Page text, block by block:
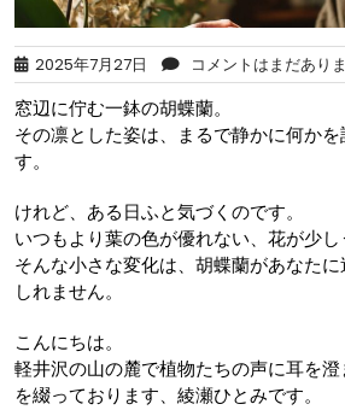
2025年7月27日 コメントはまだあり
窓辺に佇む一鉢の胡蝶蘭。
その凛とした姿は、まるで静かに何か
す。
けれど、ある日ふと気づくのです。
いつもより葉の色が優れない、花が少し
そんな小さな変化は、胡蝶蘭があなたに
しれません。
こんにちは。
軽井沢の山の麓で植物たちの声に耳を
を綴っております、綾瀬ひとみです。